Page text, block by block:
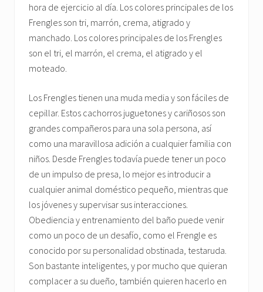
hora de ejercicio al día. Los colores principales de los
Frengles son tri, marrón, crema, atigrado y
manchado. Los colores principales de los Frengles
son el tri, el marrón, el crema, el atigrado y el
moteado.
Los Frengles tienen una muda media y son fáciles de
cepillar. Estos cachorros juguetones y cariñosos son
grandes compañeros para una sola persona, así
como una maravillosa adición a cualquier familia con
niños. Desde Frengles todavía puede tener un poco
de un impulso de presa, lo mejor es introducir a
cualquier animal doméstico pequeño, mientras que
los jóvenes y supervisar sus interacciones.
Obediencia y entrenamiento del baño puede venir
como un poco de un desafío, como el Frengle es
conocido por su personalidad obstinada, testaruda.
Son bastante inteligentes, y por mucho que quieran
complacer a su dueño, también quieren hacerlo en